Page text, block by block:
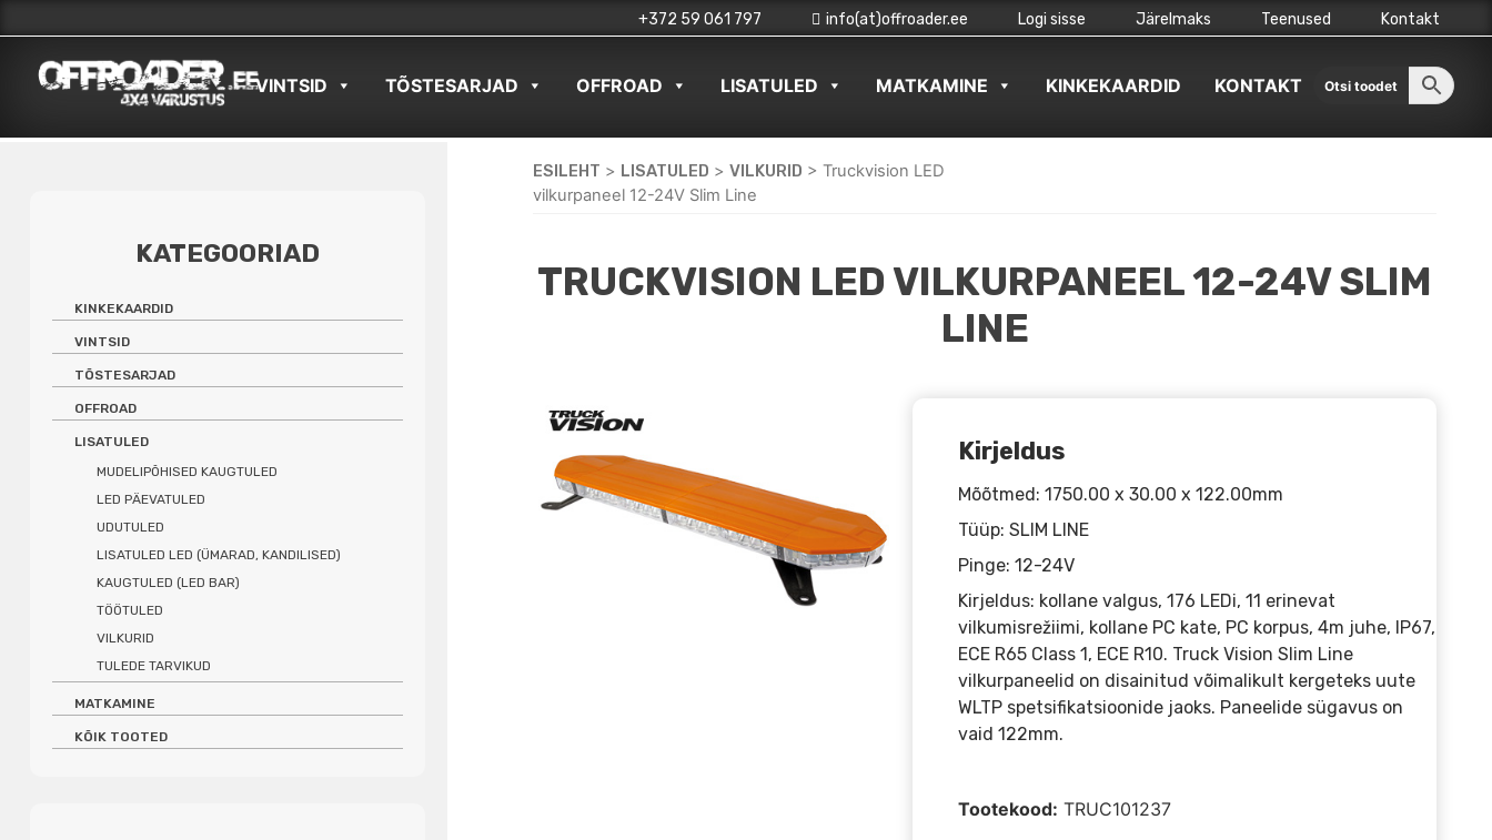
content
+372 59 061 797 info(at)offroader.ee Logi sisse Järelmaks Teenused Kontakt
VINTSID TÕSTESARJAD OFFROAD LISATULED MATKAMINE KINKEKAARDID KONTAKT
ESILEHT > LISATULED >VILKURID >Truckvision LED
vilkurpaneel 12-24V Slim Line
TRUCKVISION LED VILKURPANEEL 12-24V SLIM
LINE
Kirjeldus
Mõõtmed: 1750.00 x 30.00 x 122.00mm
Tüüp: SLIM LINE
Pinge: 12-24V
Kirjeldus: kollane valgus, 176 LEDi, 11 erinevat
vilkumisrežiimi, kollane PC kate, PC korpus, 4m juhe, IP67,
ECE R65 Class 1, ECE R10. Truck Vision Slim Line
vilkurpaneelid on disainitud võimalikult kergeteks uute
WLTP spetsifikatsioonide jaoks. Paneelide sügavus on
vaid 122mm.
Tootekood: TRUC101237
KATEGOORIAD
KINKEKAARDID
VINTSID
TÕSTESARJAD
OFFROAD
LISATULED
MUDELIPÕHISED KAUGTULED
LED PÄEVATULED
UDUTULED
LISATULED LED (ÜMARAD, KANDILISED)
KAUGTULED (LED BAR)
TÖÖTULED
VILKURID
TULEDE TARVIKUD
MATKAMINE
KÕIK TOOTED